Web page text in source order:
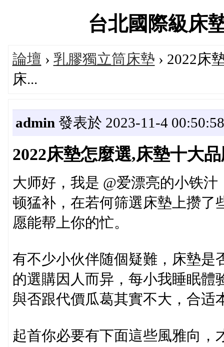
台北國際級床
論壇 › 乳膠獨立筒床墊 › 2022床
床...
admin 發表於 2023-11-4 00:50:58
2022床墊怎麼選,床墊十大
大师好，我是 @爱漂亮的小铁
顿猛补，在若何筛選床墊上攒了
愿能帮上你的忙。
有不少小伙伴随個疑難，床墊是
的選購因人而异，每小我睡眠體
與否跟代價瓜葛其實不大，合
起首你必要有下面這些風雅向，